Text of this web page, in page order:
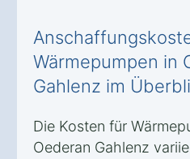
Wärmepumpen in
Gahlenz im
Die Kosten für
Oederan Gahlenz